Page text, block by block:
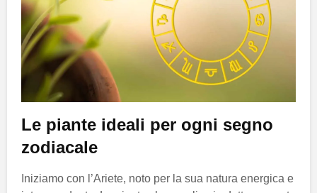
Le piante ideali per ogni segno
zodiacale
Iniziamo con l’Ariete, noto per la sua natura energica e